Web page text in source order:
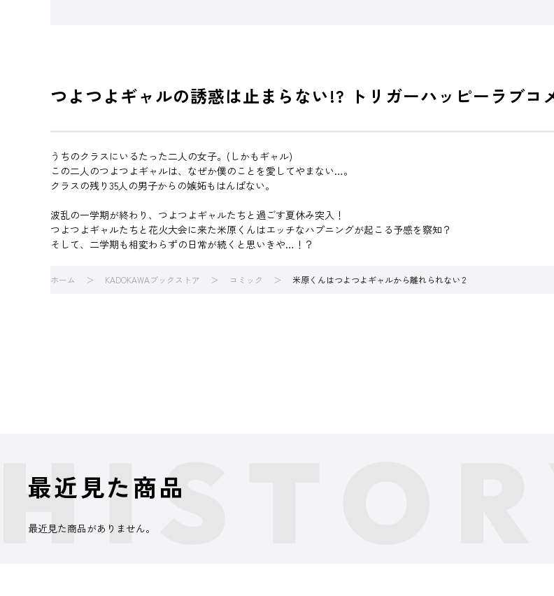
つよつよギャルの誘惑は止まらない!? トリガーハッピーラブコ
うちのクラスにいるたった二人の女子。(しかもギャル)
この二人のつよつよギャルは、なぜか僕のことを愛してやまない…。
クラスの残り35人の男子からの嫉妬もはんぱない。
波乱の一学期が終わり、つよつよギャルたちと過ごす夏休み突入！
つよつよギャルたちと花火大会に来た米原くんはエッチなハプニングが起こる予感を察知？
そして、二学期も相変わらずの日常が続くと思いきや…！？
ホーム KADOKAWAブックストア コミック 米原くんはつよつよギャルから離れられない 2
最近見た商品
最近見た商品がありません。